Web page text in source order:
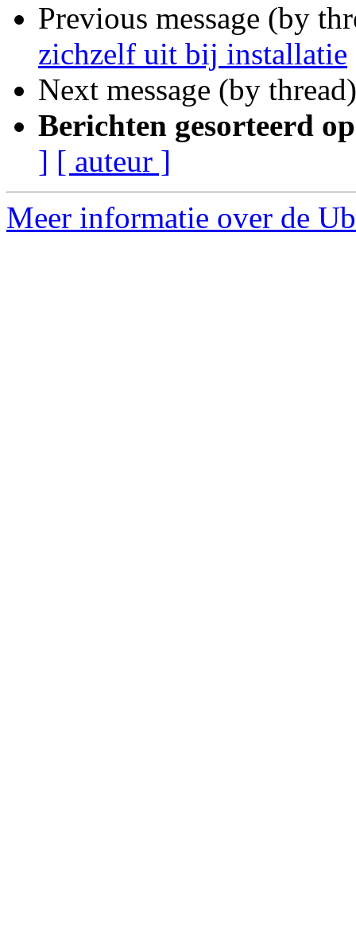
Previous message (by
zichzelf uit bij installatie
Next message (by
Berichten gesorteerd
] [ auteur ]
Meer informatie over de